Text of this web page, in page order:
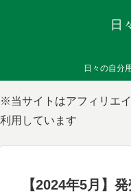
日
日々の自分
※当サイトはアフィリエ
利用しています
【2024年5月】